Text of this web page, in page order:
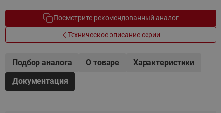
Посмотрите рекомендованный аналог
Техническое описание серии
Подбор аналога О товаре
Характеристики
Документация